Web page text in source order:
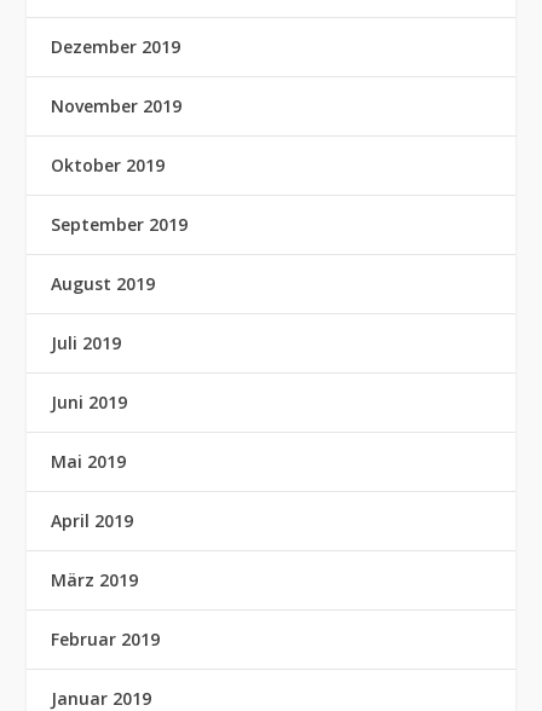
Dezember 2019
November 2019
Oktober 2019
September 2019
August 2019
Juli 2019
Juni 2019
Mai 2019
April 2019
März 2019
Februar 2019
Januar 2019